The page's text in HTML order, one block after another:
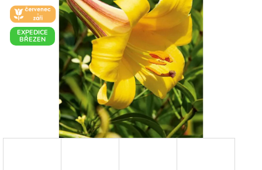
hvězdiček.
🌼 KVĚT -
ČERVENEC
EXPEDICE
BŘEZEN